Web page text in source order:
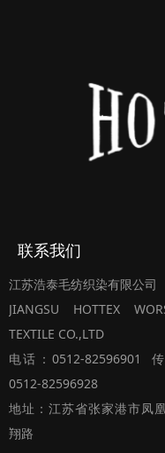
联系我们
江苏浩泰毛纺织染有限公司
JIANGSU HOTTEX
TEXTILE CO.,LTD
电话：0512-82596901 传
0512-82596928
地址：江苏省张家港市凤
翔路